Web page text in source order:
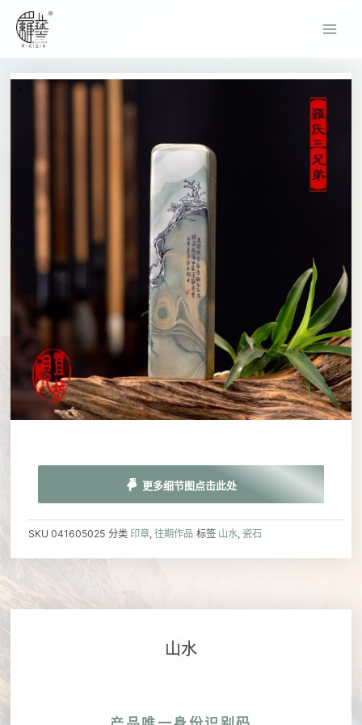
更多细节图点击此处
SKU 041605025 分类 印章,往期作品 标签 山水,瓷石
山水